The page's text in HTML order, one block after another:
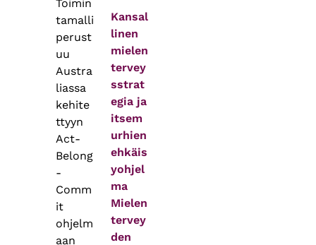
Toimin
tamalli
perust
uu
Austra
liassa
kehite
ttyyn
Act-
Belong
-
Comm
it
ohjelm
aan
Kansal
linen
mielen
tervey
sstrat
egia ja
itsem
urhien
ehkäis
yohjel
ma
Mielen
tervey
den